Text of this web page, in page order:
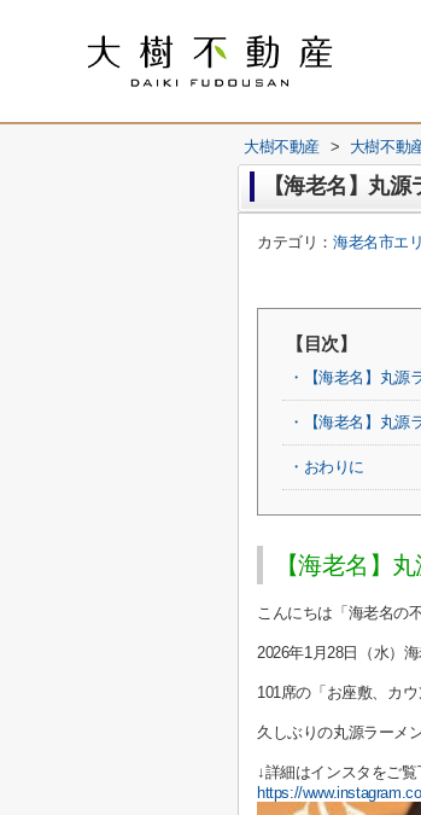
大樹不動産 > 大樹不動
【海老名】丸
カテゴリ：海老名市エ
【目次】
・【海老名】丸
・【海老名】丸
・おわりに
【海老名】
こんにちは「海老名の
2026年1月28日（水）
101席の「お座敷、カ
久しぶりの丸源ラーメ
↓詳細はインスタをご覧
https://